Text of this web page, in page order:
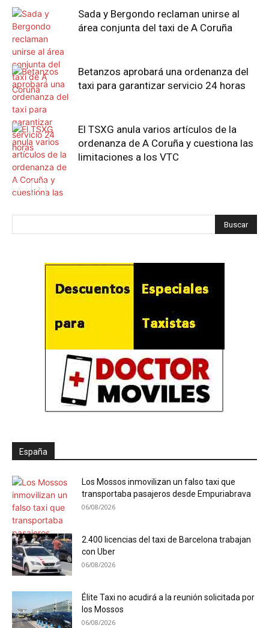
Sada y Bergondo reclaman unirse al
área conjunta del taxi de A Coruña
Betanzos aprobará una ordenanza del
taxi para garantizar servicio 24 horas
El TSXG anula varios artículos de la
ordenanza de A Coruña y cuestiona las
limitaciones a los VTC
España
Los Mossos inmovilizan un falso taxi que
transportaba pasajeros desde Empuriabrava
06/08/2026
2.400 licencias del taxi de Barcelona trabajan
con Uber
06/08/2026
Élite Taxi no acudirá a la reunión solicitada por
los Mossos
06/08/2026